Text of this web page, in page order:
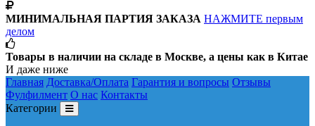
МИНИМАЛЬНАЯ ПАРТИЯ ЗАКАЗА НАЖМИТЕ первым
делом
Товары в наличии на складе в Москве, а цены как в Китае
И даже ниже
Главная Доставка/Оплата Гарантия и вопросы Отзывы
Фулфилмент О нас Контакты
Категории